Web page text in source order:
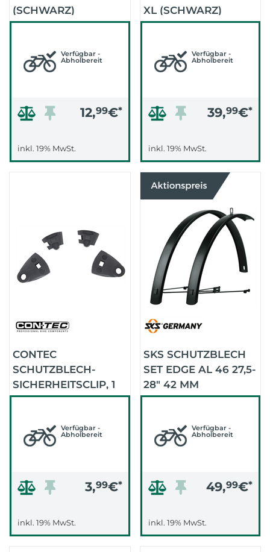
(SCHWARZ)
Verfügbar -
Abholbereit
12,99€*
inkl. 19% MwSt.
XL (SCHWARZ)
Verfügbar -
Abholbereit
39,99€*
inkl. 19% MwSt.
CONTEC
SCHUTZBLECH-
SICHERHEITSCLIP, 1
STÜCK
Verfügbar -
Abholbereit
3,99€*
inkl. 19% MwSt.
SKS SCHUTZBLECH
SET EDGE AL 46 27,5-
28" 42 MM
(SCHWARZ-MATT)
Verfügbar -
Abholbereit
49,99€*
inkl. 19% MwSt.